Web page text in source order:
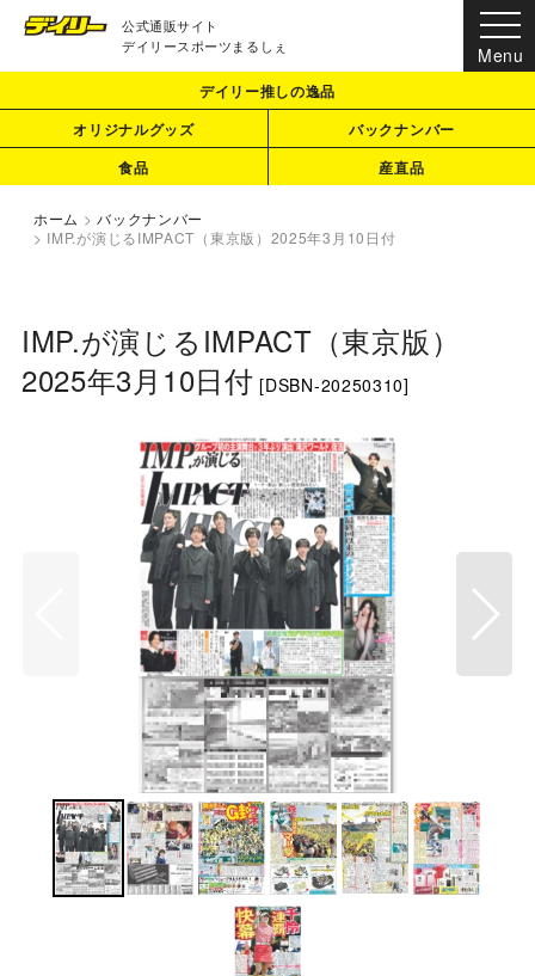
公式通販サイト
デイリースポーツまるしぇ
デイリー推しの逸品
オリジナルグッズ
バックナンバー
食品
産直品
ホーム > バックナンバー
> IMP.が演じるIMPACT（東京版）2025年3月10日付
IMP.が演じるIMPACT（東京版）
2025年3月10日付 [DSBN-20250310]